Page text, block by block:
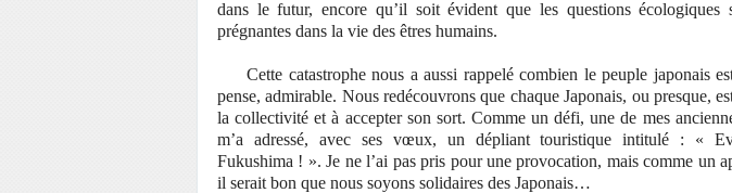
dans le futur, encore qu’il soit évident que les questions
prégnantes dans la vie des êtres humains.
Cette catastrophe nous a aussi rappelé combien le peuple japonais
pense, admirable. Nous redécouvrons que chaque Japonais, ou presque,
la collectivité et à accepter son sort. Comme un défi, une de mes
m’a adressé, avec ses vœux, un dépliant touristique intitulé : «
Fukushima ! ». Je ne l’ai pas pris pour une provocation, mais comme un
il serait bon que nous soyons solidaires des Japonais…